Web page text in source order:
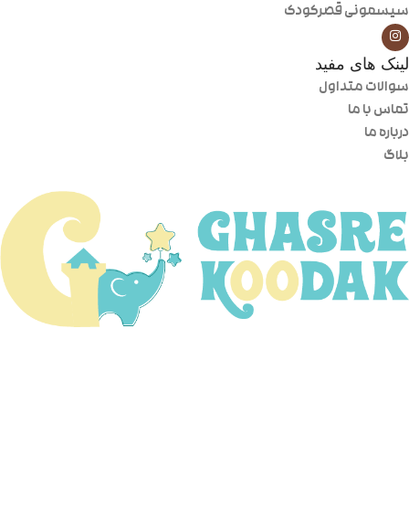
سیسمونی قصرکودک
لینک های مفید
سوالات متداول
تماس با ما
درباره ما
بلاگ